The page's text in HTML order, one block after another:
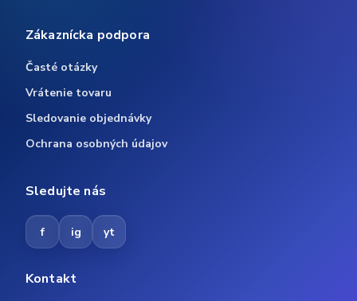
Zákaznícka podpora
Časté otázky
Vrátenie tovaru
Sledovanie objednávky
Ochrana osobných údajov
Sledujte nás
f ig yt
Kontakt